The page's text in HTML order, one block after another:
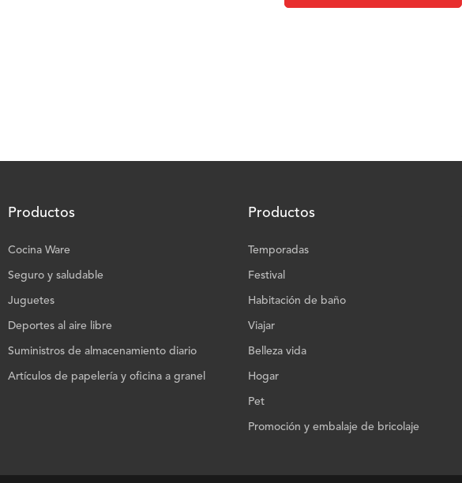
Productos
Cocina Ware
Seguro y saludable
Juguetes
Deportes al aire libre
Suministros de almacenamiento diario
Artículos de papelería y oficina a granel
Productos
Temporadas
Festival
Habitación de baño
Viajar
Belleza vida
Hogar
Pet
Promoción y embalaje de bricolaje